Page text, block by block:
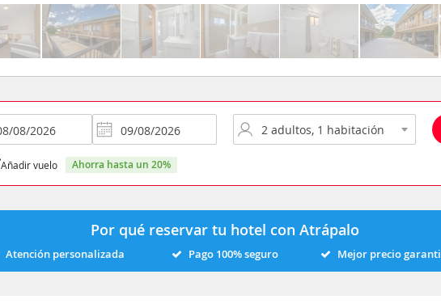
Añadir vuelo ahorra hasta un 20%
Por qué reservar tu hotel con Atrápalo
Atención personalizada Pago 100% seguro Mejor precio